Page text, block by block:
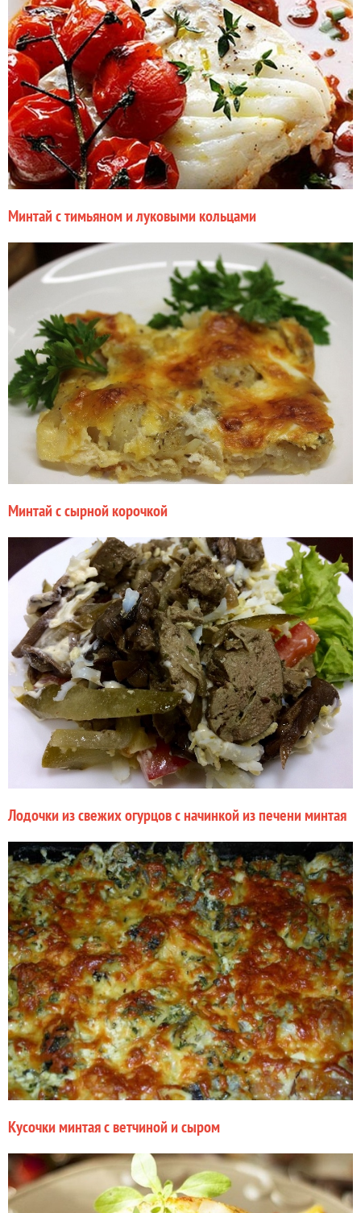
Минтай с тимьяном и луковыми кольцами
Минтай с сырной корочкой
Лодочки из свежих огурцов с начинкой из печени минтая
Кусочки минтая с ветчиной и сыром